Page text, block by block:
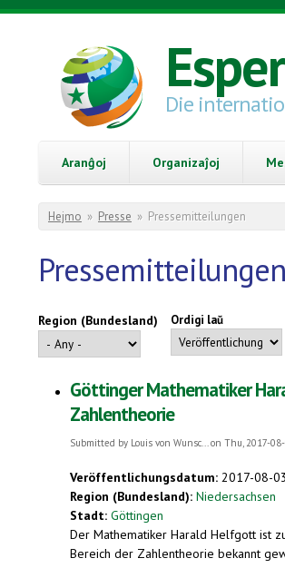
Skip to main content
Die
Aranĝoj Organizaĵoj
You are here
Hejmo » Presse » Pressemitteilungen
Pressemitteilungen
Region (Bundesland) Ordigi laŭ
Göttinger Mathematiker
Zahlentheorie
Submitted by Louis von Wunsc...on Thu, 2017-
Veröffentlichungsdatum: 2017-08-03
Region (Bundesland): Niedersachsen
Stadt: Göttingen
Der Mathematiker Harald Helfgott ist
Bereich der Zahlentheorie bekannt